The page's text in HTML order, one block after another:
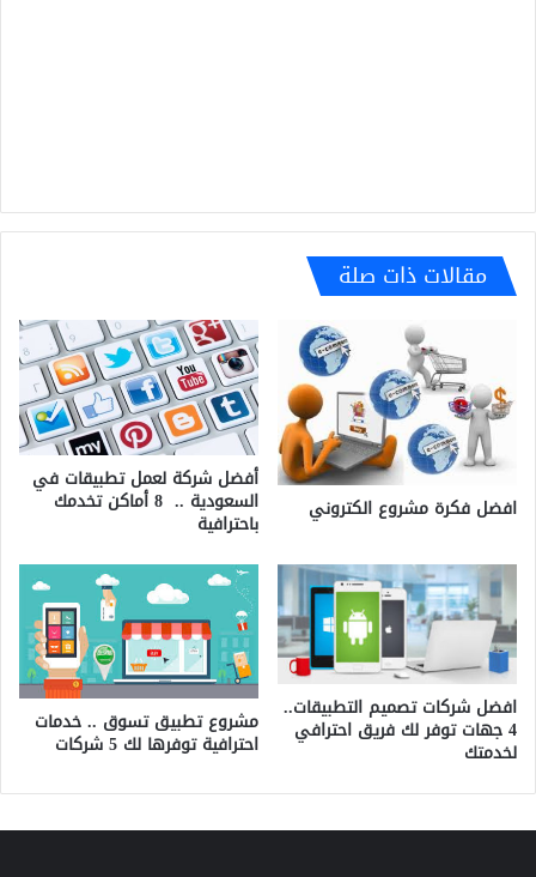
مقالات ذات صلة
افضل فكرة مشروع الكتروني
أفضل شركة لعمل تطبيقات في
السعودية .. 8 أماكن تخدمك
باحترافية
افضل شركات تصميم التطبيقات..
4 جهات توفر لك فريق احترافي
لخدمتك
مشروع تطبيق تسوق .. خدمات
احترافية توفرها لك 5 شركات